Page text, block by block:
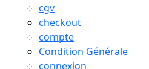
cgv
checkout
compte
Condition Générale
connexion